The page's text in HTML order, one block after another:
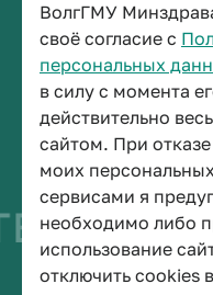
ВолгГМУ
своё согласие с
персональных
в силу с момента
действительно
сайтом. При
моих
сервисами я
необходимо либо
использование
отключить cookies
Приемная ректора
+7 (8442) 38-50-05
г. Волгоград,
кабинет 3-11
post@volgmed.ru
пн-пт, с 08.30 до
быть